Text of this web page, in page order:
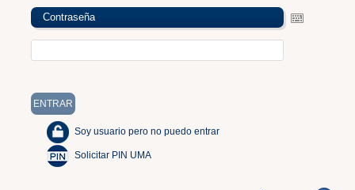
Contraseña
Soy usuario pero no puedo entrar
Solicitar PIN UMA